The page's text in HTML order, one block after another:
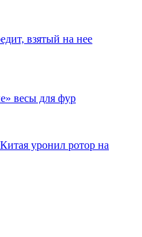
взятый на нее
весы для фур
уронил ротор на